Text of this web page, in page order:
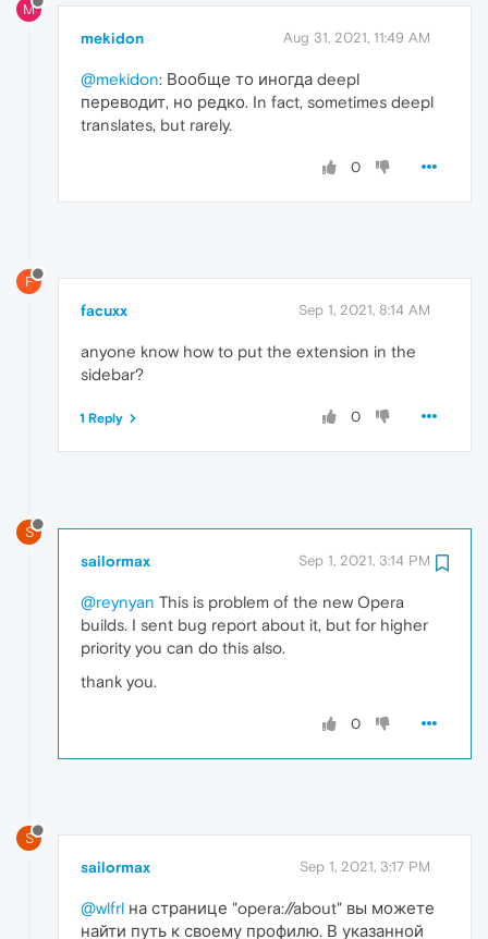
M
mekidon Aug 31, 2021, 11:49 AM
@mekidon: Вообще то иногда deepl
переводит, но редко. In fact, sometimes deepl
translates, but rarely.
0
F
facuxx Sep 1, 2021, 8:14 AM
anyone know how to put the extension in the
sidebar?
0
1 Reply
S
sailormax Sep 1, 2021, 3:14 PM
@reynyan This is problem of the new Opera
builds. I sent bug report about it, but for higher
priority you can do this also.
thank you.
0
S
sailormax Sep 1, 2021, 3:17 PM
@wlfrl на странице "opera://about" вы можете
найти путь к своему профилю. В указанной